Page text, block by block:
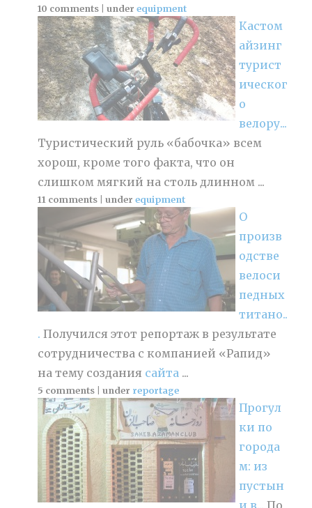
10 comments |underequipment
Кастом
айзинг
турист
ическог
о
велору...
Туристический руль «бабочка» всем
хорош, кроме того факта, что он
слишком мягкий на столь длинном ...
11 comments |underequipment
О
произв
одстве
велоси
педных
титано..
. Получился этот репортаж в результате
сотрудничества с компанией «Рапид»
на тему создания сайта ...
5 comments |under reportage
Прогул
ки по
города
м: из
пустын